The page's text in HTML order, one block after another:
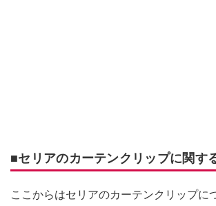
■セリアのカーテンクリップに関す
ここからはセリアのカーテンクリップに